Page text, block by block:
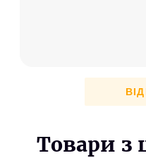
Товари з